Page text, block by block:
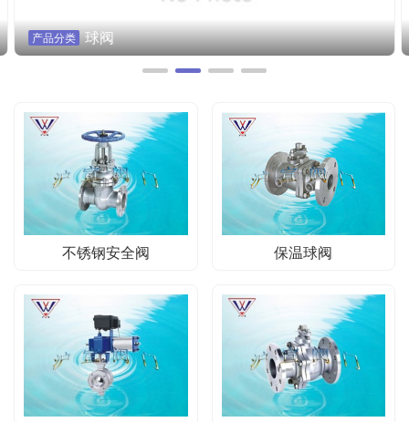
产品分类 蝶阀
不锈钢安全阀 保温球阀